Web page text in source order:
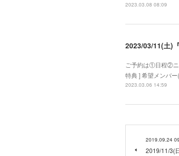
2023.03.08 08:09
2023/03/11(土)
ご予約は①日程②ニ
特典 ] 希望メンバ
2023.03.06 14:59
2019.09.24
2019/11/3(